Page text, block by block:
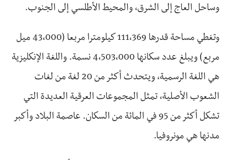
وساحل العاج إلى الشرق، والمحيط الأطلسي إلى الجنوب.
وتغطي مساحة قدرها 111،369 كيلومترا مربعا (43،000 ميل
مربع) ويبلغ عدد سكانها 4،503،000 نسمة. واللغة الإنكليزية
هي اللغة الرسمية، ويتحدث أكثر من 20 لغة من لغات
الشعوب الأصلية، تمثل المجموعات العرقية العديدة التي
تشكل أكثر من 95 في المائة من السكان. عاصمة البلاد وأكبر
مدنها هي مونروفيا.